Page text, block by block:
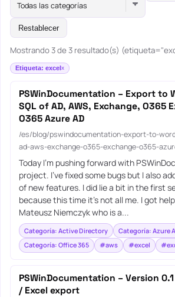
Todas las categorías
Restablecer
Mostrando 3 de 3 resultado(s)
Etiqueta: excel
PSWinDocumentation – Export to
SQL of AD, AWS, Exchange, O365
O365 Azure AD
/es/blog/pswindocumentation-export-to-
ad-aws-exchange-o365-exchange-o365-
Today I’m pushing forward with
project. I’ve fixed some bugs but I also
of new features. I did lie a bit in the first
because this time it’s not all me. I got
Mateusz Niemczyk who is a...
Categoría: Active Directory
Categoría: Azure
Categoría: Office 365
#aws #excel
PSWinDocumentation – Version
/ Excel export